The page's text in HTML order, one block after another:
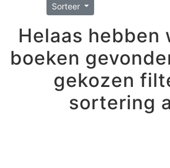
Sorteer
Helaas hebben
boeken
gekozen
sortering